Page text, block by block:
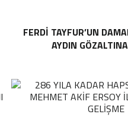
FERDI TAYFUR’UN
AYDIN